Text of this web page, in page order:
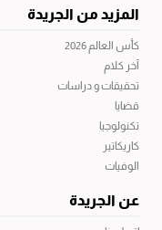
المزيد من الجريدة
كأس العالم 2026
آخر كلام
تحقيقات و دراسات
قضايا
تكنولوجيا
كاريكاتير
الوفيات
عن الجريدة